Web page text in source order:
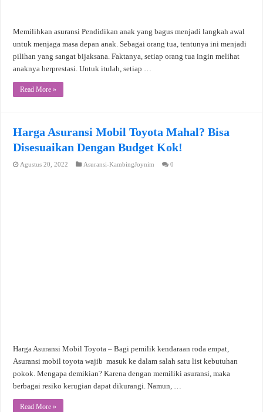
Memilihkan asuransi Pendidikan anak yang bagus menjadi langkah awal
untuk menjaga masa depan anak. Sebagai orang tua, tentunya ini menjadi
pilihan yang sangat bijaksana. Faktanya, setiap orang tua ingin melihat
anaknya berprestasi. Untuk itulah, setiap …
Read More »
Harga Asuransi Mobil Toyota Mahal? Bisa
Disesuaikan Dengan Budget Kok!
Agustus 20, 2022 Asuransi-KambingJoynim 0
Harga Asuransi Mobil Toyota – Bagi pemilik kendaraan roda empat,
Asuransi mobil toyota wajib masuk ke dalam salah satu list kebutuhan
pokok. Mengapa demikian? Karena dengan memiliki asuransi, maka
berbagai resiko kerugian dapat dikurangi. Namun, …
Read More »